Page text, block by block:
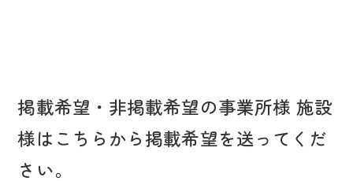
掲載希望・非掲載希望の事業所様 施設
様はこちらから掲載希望を送ってくだ
さい。